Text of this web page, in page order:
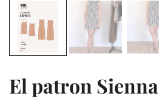
El patron Sienna